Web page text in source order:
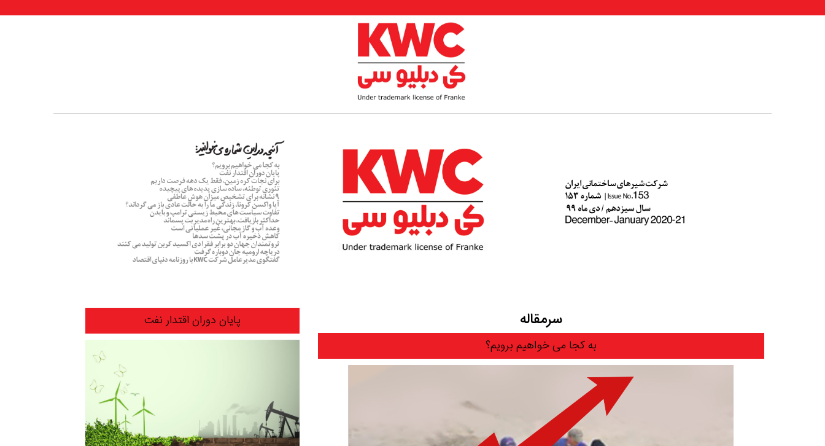
پایان دوران اقتدار نفت سرمقاله
به کجا می خواهیم برویم؟